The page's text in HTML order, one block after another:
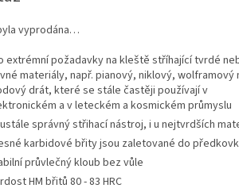
vyprodána…
extrémní požadavky na kleště stříhající tvrdé
materiály, např. pianový, niklový, wolframový
drát, které se stále častěji používají v
a v leteckém a kosmickém průmyslu
správný střihací nástroj, i u nejtvrdších
karbidové břity jsou zaletované do
průvlečný kloub bez vůle
HM břitů 80 - 83 HRC